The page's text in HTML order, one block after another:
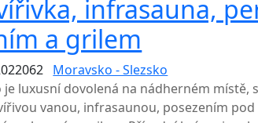
infrasauna,
a grilem
Moravsko - Slezsko
je luxusní dovolená na nádherném místě,
vanou, infrasaunou, posezením